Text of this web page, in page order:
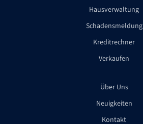
Hausverwaltung
Schadensmeldung
Kreditrechner
Verkaufen
Über Uns
Neuigkeiten
Kontakt